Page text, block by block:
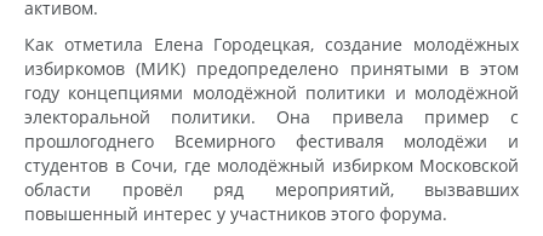
активом.
Как отметила Елена Городецкая, создание молодёжных
избиркомов (МИК) предопределено принятыми в этом
году концепциями молодёжной политики и молодёжной
электоральной политики. Она привела пример с
прошлогоднего Всемирного фестиваля молодёжи и
студентов в Сочи, где молодёжный избирком Московской
области провёл ряд мероприятий, вызвавших
повышенный интерес у участников этого форума.